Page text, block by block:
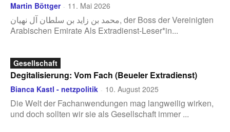
Martin Böttger - 11. Mai 2026
محمد بن زايد بن سلطان آل نهيان, der Boss der Vereinigten
Arabischen Emirate Als Extradienst-Leser*in...
Gesellschaft
Degitalisierung: Vom Fach (Beueler Extradienst)
Bianca Kastl - netzpolitik - 10. August 2025
Die Welt der Fachanwendungen mag langweilig wirken,
und doch sollten wir sie als Gesellschaft immer ...